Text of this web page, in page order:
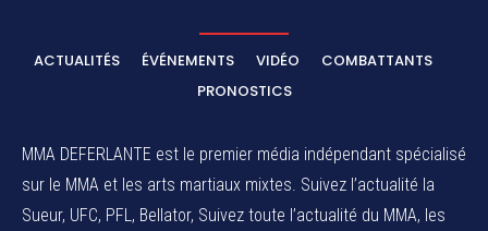
ACTUALITÉS ÉVÉNEMENTS VIDÉO
COMBATTANTS
PRONOSTICS
MMA DEFERLANTE est le premier média indépendant spécialisé
sur le MMA et les arts martiaux mixtes. Suivez l’actualité la
Sueur, UFC, PFL, Bellator, Suivez toute l’actualité du MMA, les